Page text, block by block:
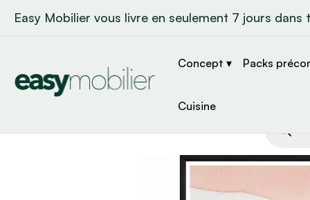
Easy Mobilier vous livre en seulement 7 jours dans
Concept ▾ Packs
Cuisine
de